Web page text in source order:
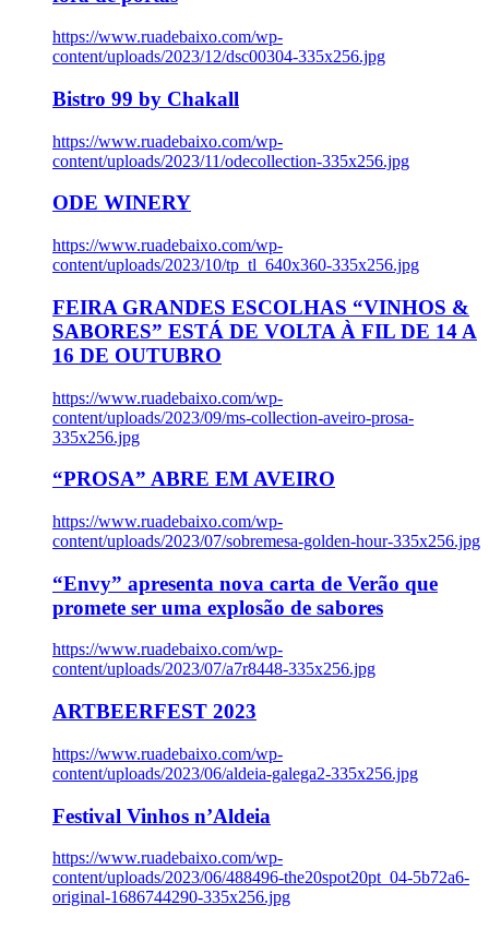
https://www.ruadebaixo.com/wp-
content/uploads/2023/12/dsc00304-335x256.jpg
Bistro 99 by Chakall
https://www.ruadebaixo.com/wp-
content/uploads/2023/11/odecollection-335x256.jpg
ODE WINERY
https://www.ruadebaixo.com/wp-
content/uploads/2023/10/tp_tl_640x360-335x256.jpg
FEIRA GRANDES ESCOLHAS “VINHOS &
SABORES” ESTÁ DE VOLTA À FIL DE 14 A
16 DE OUTUBRO
https://www.ruadebaixo.com/wp-
content/uploads/2023/09/ms-collection-aveiro-prosa-
335x256.jpg
“PROSA” ABRE EM AVEIRO
https://www.ruadebaixo.com/wp-
content/uploads/2023/07/sobremesa-golden-hour-335x256.jpg
“Envy” apresenta nova carta de Verão que
promete ser uma explosão de sabores
https://www.ruadebaixo.com/wp-
content/uploads/2023/07/a7r8448-335x256.jpg
ARTBEERFEST 2023
https://www.ruadebaixo.com/wp-
content/uploads/2023/06/aldeia-galega2-335x256.jpg
Festival Vinhos n’Aldeia
https://www.ruadebaixo.com/wp-
content/uploads/2023/06/488496-the20spot20pt_04-5b72a6-
original-1686744290-335x256.jpg